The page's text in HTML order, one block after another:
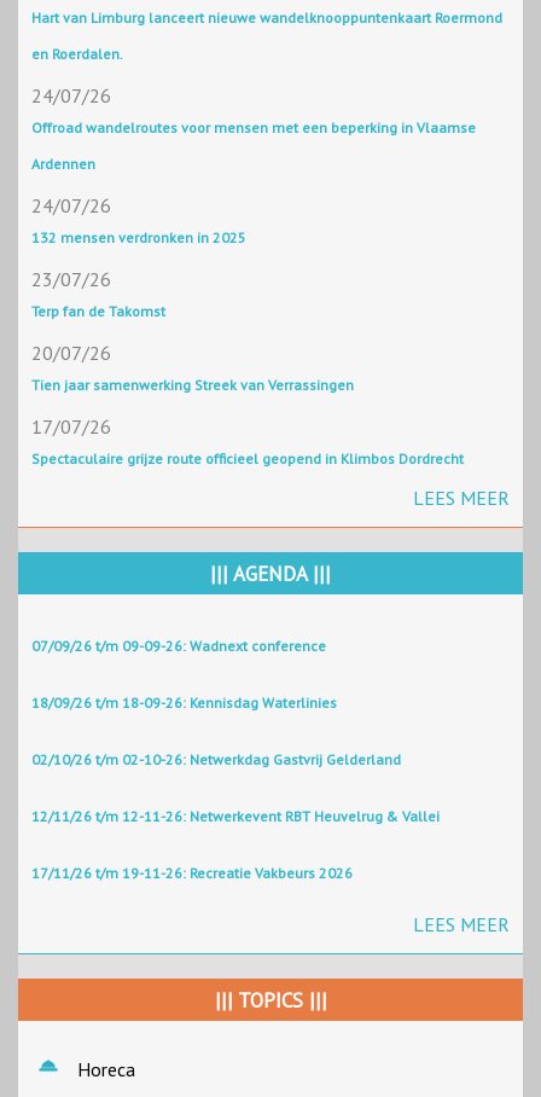
Hart van Limburg lanceert nieuwe wandelknooppuntenkaart Roermond
en Roerdalen.
24/07/26
Offroad wandelroutes voor mensen met een beperking in Vlaamse
Ardennen
24/07/26
132 mensen verdronken in 2025
23/07/26
Terp fan de Takomst
20/07/26
Tien jaar samenwerking Streek van Verrassingen
17/07/26
Spectaculaire grijze route officieel geopend in Klimbos Dordrecht
LEES MEER
||| AGENDA |||
07/09/26 t/m 09-09-26: Wadnext conference
18/09/26 t/m 18-09-26: Kennisdag Waterlinies
02/10/26 t/m 02-10-26: Netwerkdag Gastvrij Gelderland
12/11/26 t/m 12-11-26: Netwerkevent RBT Heuvelrug & Vallei
17/11/26 t/m 19-11-26: Recreatie Vakbeurs 2026
LEES MEER
||| TOPICS |||
Horeca